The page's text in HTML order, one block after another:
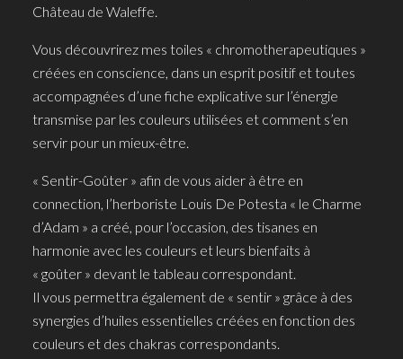
Château de Waleffe.
Vous découvrirez mes toiles « chromotherapeutiques »
créées en conscience, dans un esprit positif et toutes
accompagnées d’une fiche explicative sur l’énergie
transmise par les couleurs utilisées et comment s’en
servir pour un mieux-être.
« Sentir-Goûter » afin de vous aider à être en
connection, l’herboriste Louis De Potesta « le Charme
d’Adam » a créé, pour l’occasion, des tisanes en
harmonie avec les couleurs et leurs bienfaits à
« goûter » devant le tableau correspondant.
Il vous permettra également de « sentir » grâce à des
synergies d’huiles essentielles créées en fonction des
couleurs et des chakras correspondants.